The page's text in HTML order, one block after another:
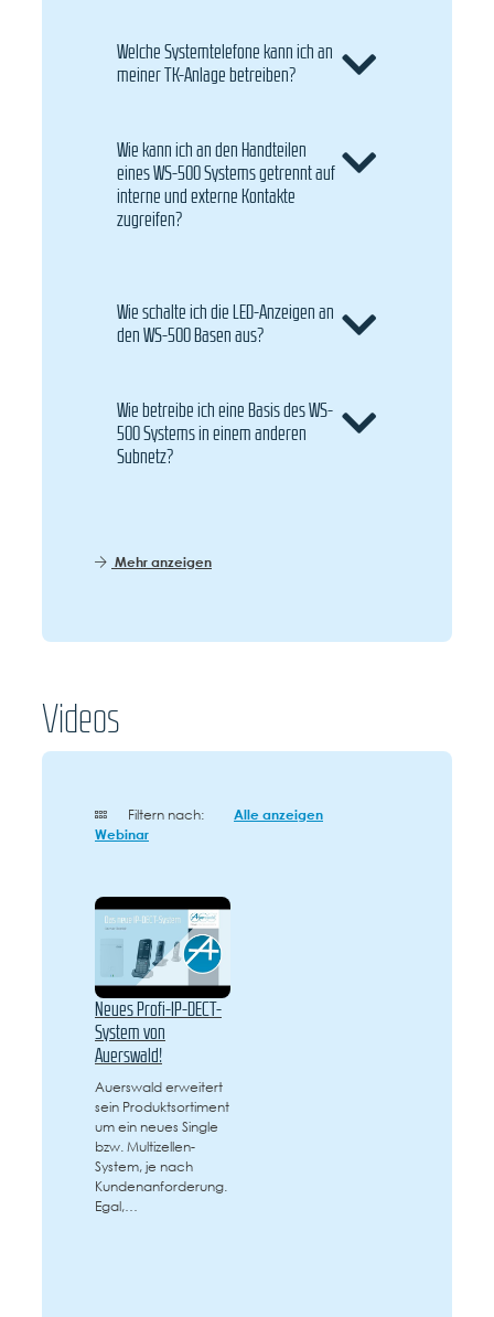
Welche Systemtelefone kann ich an
meiner TK-Anlage betreiben?
Wie kann ich an den Handteilen
eines WS-500 Systems getrennt auf
interne und externe Kontakte
zugreifen?
Wie schalte ich die LED-Anzeigen an
den WS-500 Basen aus?
Wie betreibe ich eine Basis des WS-
500 Systems in einem anderen
Subnetz?
Mehr anzeigen
Videos
Filtern nach:
Alle anzeigen
Webinar
Neues Profi-IP-DECT-
System von
Auerswald!
Auerswald erweitert
sein Produktsortiment
um ein neues Single
bzw. Multizellen-
System, je nach
Kundenanforderung.
Egal,…